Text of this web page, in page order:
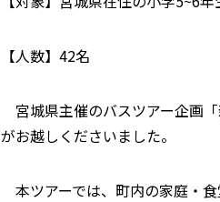
【人数】42名
宮城県主催のバスツアー企画
がお越しくださいました。
本ツアーでは、町内の家庭・